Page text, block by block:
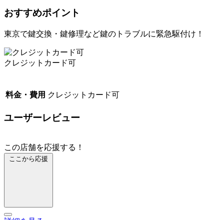
おすすめポイント
東京で鍵交換・鍵修理など鍵のトラブルに緊急駆付け！
クレジットカード可
料金・費用 クレジットカード可
ユーザーレビュー
この店舗を応援する！
ここから応援